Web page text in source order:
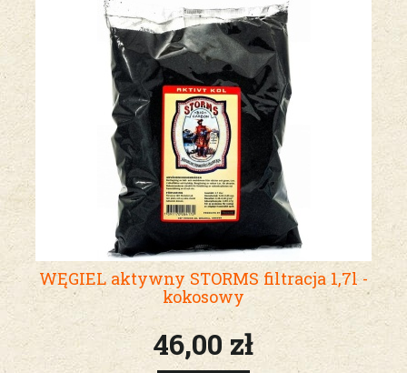
WĘGIEL aktywny STORMS filtracja 1,7l -
kokosowy
46,00 zł